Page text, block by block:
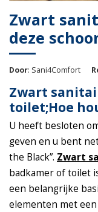
Zwart
deze
Door: Sani4Comfort
Zwart
toilet;Hoe
U heeft besloten
geven en u bent
the Black”. Zwart
badkamer of toilet
een belangrijke
elementen met